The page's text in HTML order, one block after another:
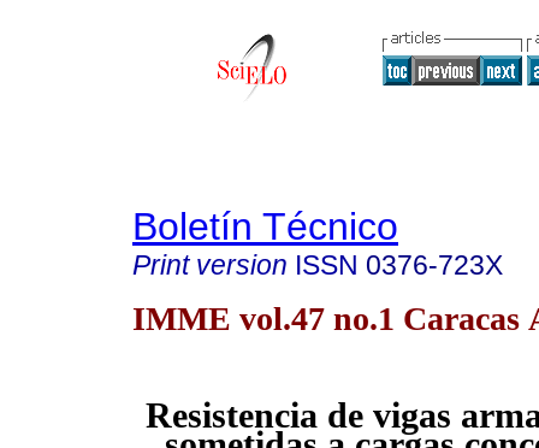
Boletín Técnico
Print version ISSN 0376-723X
IMME vol.47 no.1 Caracas
Resistencia de vigas